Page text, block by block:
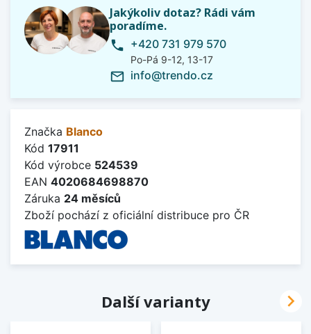
Jakýkoliv dotaz? Rádi vám
poradíme.
phone +420 731 979 570
Po-Pá 9-12, 13-17
mail_outline info@trendo.cz
Značka Blanco
Kód 17911
Kód výrobce 524539
EAN 4020684698870
Záruka 24 měsíců
Zboží pochází z oficiální distribuce pro ČR
Další varianty 